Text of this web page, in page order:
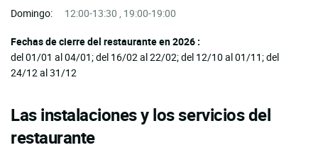
Domingo:
12:00-13:30 , 19:00-19:00
Fechas de cierre del restaurante en 2026 :
del 01/01 al 04/01; del 16/02 al 22/02; del 12/10 al 01/11; del
24/12 al 31/12
Las instalaciones y los servicios del
restaurante